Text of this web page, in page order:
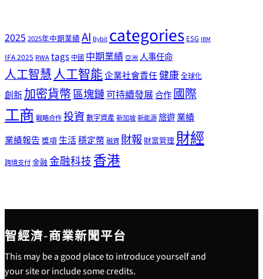
20252025年中期業績AI Bybitcategories ESG IBM
IFA 2025 RWAtags 中國 中期業績 亞洲 人事任命
人工智慧人工智能企業社會責任健康全球化
創新加密貨幣區塊鏈可持續發展合作國際
工商 戰略合作投資數字資產新加坡新能源旅遊業績
業績報告 獎項生活穩定幣融資 財報 財富管理財經
跨境支付金融 金融科技香港
智經濟-商業新聞平台
This may be a good place to introduce yourself and
your site or include some credits.